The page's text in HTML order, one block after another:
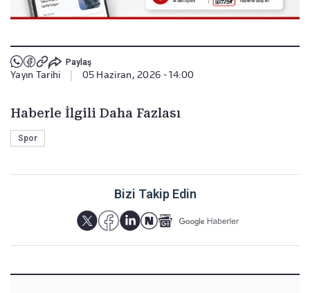
Paylaş
Yayın Tarihi | 05 Haziran, 2026 - 14:00
Haberle İlgili Daha Fazlası
Spor
Bizi Takip Edin